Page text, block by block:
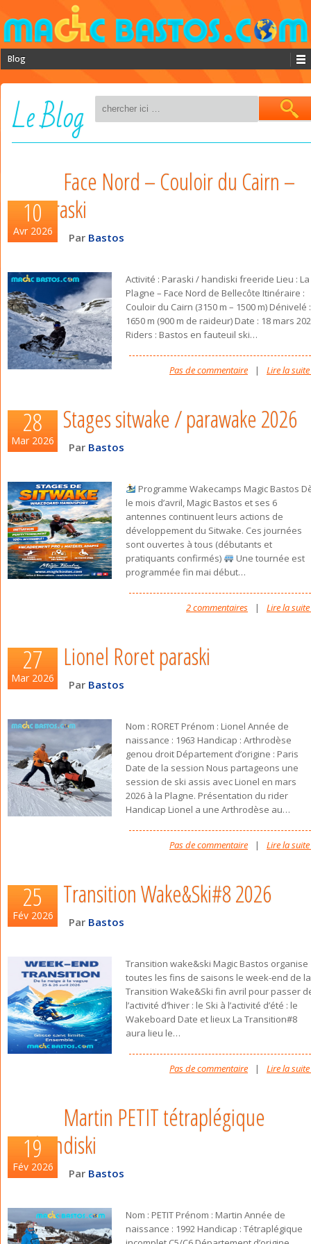
Blog
Le Blog
Face Nord – Couloir du Cairn –
paraski
10
Avr 2026 Par Bastos
Activité : Paraski / handiski freeride Lieu : La
Plagne – Face Nord de Bellecôte Itinéraire :
Couloir du Cairn (3150 m – 1500 m) Dénivelé :
1650 m (900 m de raideur) Date : 18 mars
Riders : Bastos en fauteuil ski…
Lire la suite
|
Pas de commentaire
Stages sitwake / parawake 2026
28
Mar 2026 Par Bastos
Programme Wakecamps Magic Bastos
le mois d’avril, Magic Bastos et ses 6
antennes continuent leurs actions de
développement du Sitwake. Ces journées
sont ouvertes à tous (débutants et
pratiquants confirmés)
Une tournée est
programmée fin mai début…
Lire la suite
|
2 commentaires
Lionel Roret paraski
27
Mar 2026 Par Bastos
Nom : RORET Prénom : Lionel Année de
naissance : 1963 Handicap : Arthrodèse
genou droit Département d’origine : Paris
Date de la session Nous partageons une
session de ski assis avec Lionel en mars
2026 à la Plagne. Présentation du rider
Handicap Lionel a une Arthrodèse au…
Lire la suite
|
Pas de commentaire
Transition Wake&Ski#8 2026
25
Fév 2026 Par Bastos
Transition wake&ski Magic Bastos organise
toutes les fins de saisons le week-end de la
Transition Wake&Ski fin avril pour passer
l’activité d’hiver : le Ski à l’activité d’été : le
Wakeboard Date et lieux La Transition#8
aura lieu le…
Lire la suite
|
Pas de commentaire
Martin PETIT tétraplégique
handiski
19
Fév 2026 Par Bastos
Nom : PETIT Prénom : Martin Année de
naissance : 1992 Handicap : Tétraplégique